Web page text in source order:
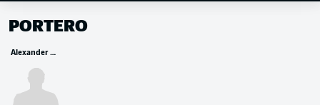
PORTERO
Alexander Meyer